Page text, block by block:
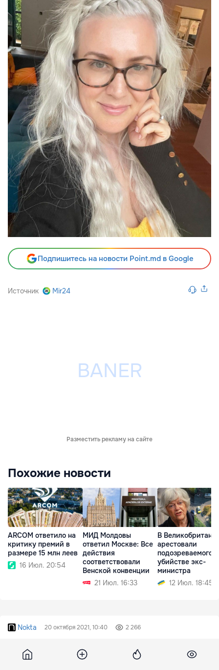
Подпишитесь на новости Point.md в Google
Источник Mir24
Разместить рекламу на сайте
Похожие новости
ARCOM ответило на
критику премий в
размере 15 млн леев
16 Июл. 20:54
МИД Молдовы
ответил Москве: Все
действия
соответствовали
Венской конвенции
21 Июл. 16:33
В
арестовали
подозреваемого в
убийстве экс-
министра
12 Июл. 18:45
Nokta 20 октября 2021, 10:40 2 266
Россия установила пять
таможенных терминалов для